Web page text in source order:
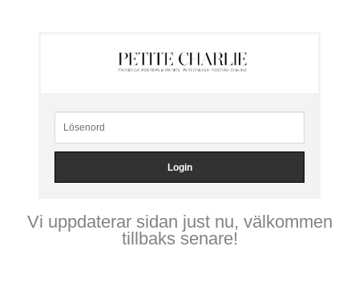
Vi uppdaterar sidan just nu, välkommen
tillbaks senare!